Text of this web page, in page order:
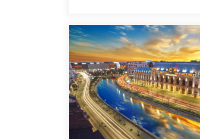
האחרונות ההגעה אליהם מנתב"ג
לטיסות ישירות למגוון שדות
בכתבה זו […]